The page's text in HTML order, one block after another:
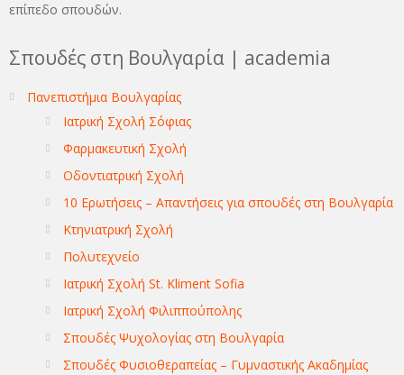
επίπεδο σπουδών.
Σπουδές στη Βουλγαρία | academia
Πανεπιστήμια Βουλγαρίας
Ιατρική Σχολή Σόφιας
Φαρμακευτική Σχολή
Οδοντιατρική Σχολή
10 Ερωτήσεις – Απαντήσεις για σπουδές στη Βουλγαρία
Κτηνιατρική Σχολή
Πολυτεχνείο
Ιατρική Σχολή St. Kliment Sofia
Ιατρική Σχολή Φιλιππούπολης
Σπουδές Ψυχολογίας στη Βουλγαρία
Σπουδές Φυσιοθεραπείας – Γυμναστικής Ακαδημίας